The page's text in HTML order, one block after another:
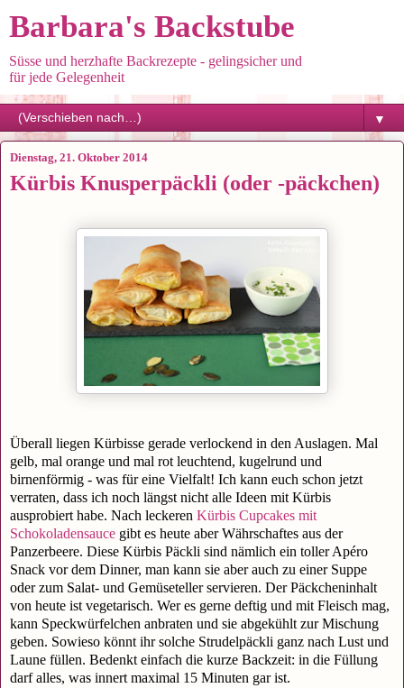
Barbara's Backstube
Süsse und herzhafte Backrezepte - gelingsicher und
für jede Gelegenheit
▼
Dienstag, 21. Oktober 2014
Kürbis Knusperpäckli (oder -päckchen)
Überall liegen Kürbisse gerade verlockend in den Auslagen. Mal
gelb, mal orange und mal rot leuchtend, kugelrund und
birnenförmig - was für eine Vielfalt! Ich kann euch schon jetzt
verraten, dass ich noch längst nicht alle Ideen mit Kürbis
ausprobiert habe. Nach leckeren Kürbis Cupcakes mit
Schokoladensauce gibt es heute aber Währschaftes aus der
Panzerbeere. Diese Kürbis Päckli sind nämlich ein toller Apéro
Snack vor dem Dinner, man kann sie aber auch zu einer Suppe
oder zum Salat- und Gemüseteller servieren. Der Päckcheninhalt
von heute ist vegetarisch. Wer es gerne deftig und mit Fleisch mag,
kann Speckwürfelchen anbraten und sie abgekühlt zur Mischung
geben. Sowieso könnt ihr solche Strudelpäckli ganz nach Lust und
Laune füllen. Bedenkt einfach die kurze Backzeit: in die Füllung
darf alles, was innert maximal 15 Minuten gar ist.